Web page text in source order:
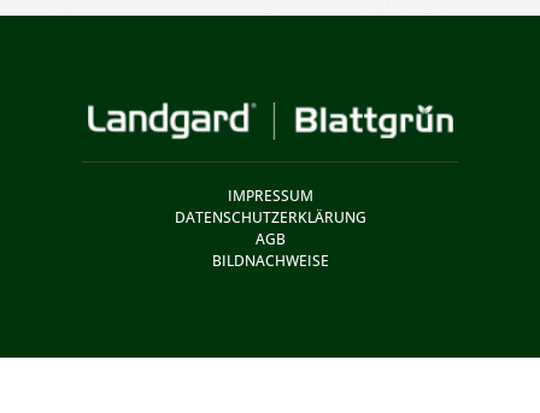
IMPRESSUM
DATENSCHUTZERKLÄRUNG
AGB
BILDNACHWEISE